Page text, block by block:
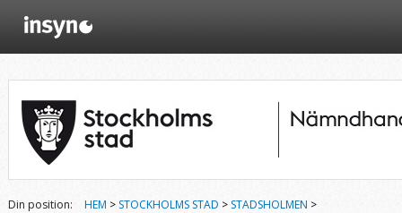
Din position: HEM > STOCKHOLMS STAD > STADSHOLMEN >